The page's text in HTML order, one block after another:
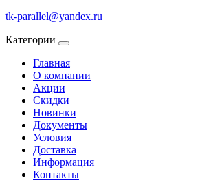
tk-parallel@yandex.ru
Категории
Главная
О компании
Акции
Скидки
Новинки
Документы
Условия
Доставка
Информация
Контакты